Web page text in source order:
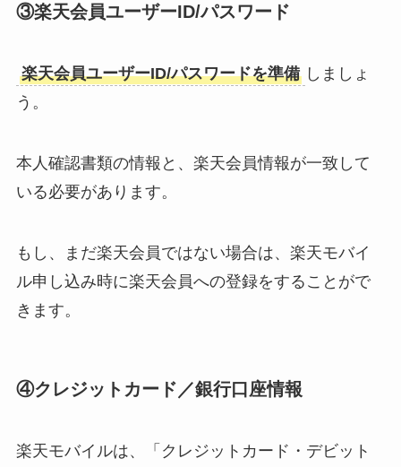
③楽天会員ユーザーID/パスワード
楽天会員ユーザーID/パスワードを準備 しましょ
う。
本人確認書類の情報と、楽天会員情報が一致して
いる必要があります。
もし、まだ楽天会員ではない場合は、楽天モバイ
ル申し込み時に楽天会員への登録をすることがで
きます。
④クレジットカード／銀行口座情報
楽天モバイルは、「クレジットカード・デビット